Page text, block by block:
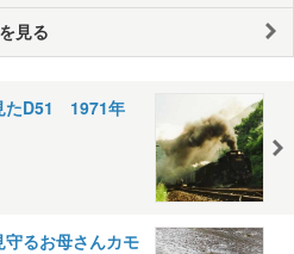
見る
たD51 1971年
るお母さんカモ